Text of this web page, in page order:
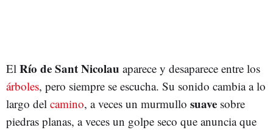
El Río de Sant Nicolau aparece y desaparece entre los
árboles, pero siempre se escucha. Su sonido cambia a lo
largo del camino, a veces un murmullo suave sobre
piedras planas, a veces un golpe seco que anuncia que